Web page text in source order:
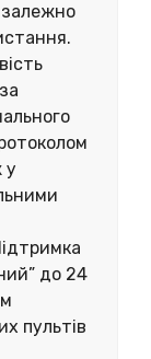
у
до 24
пультів